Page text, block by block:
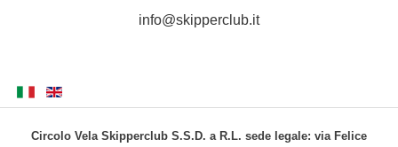
info@skipperclub.it
Circolo Vela Skipperclub S.S.D. a R.L. sede legale: via Felice